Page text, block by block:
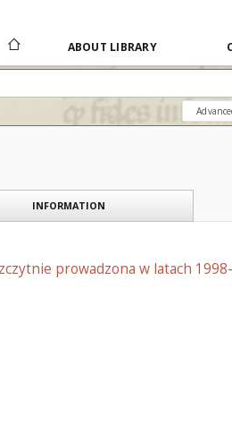
ABOUT LIBRARY
INFORMATION
prowadzona w latach